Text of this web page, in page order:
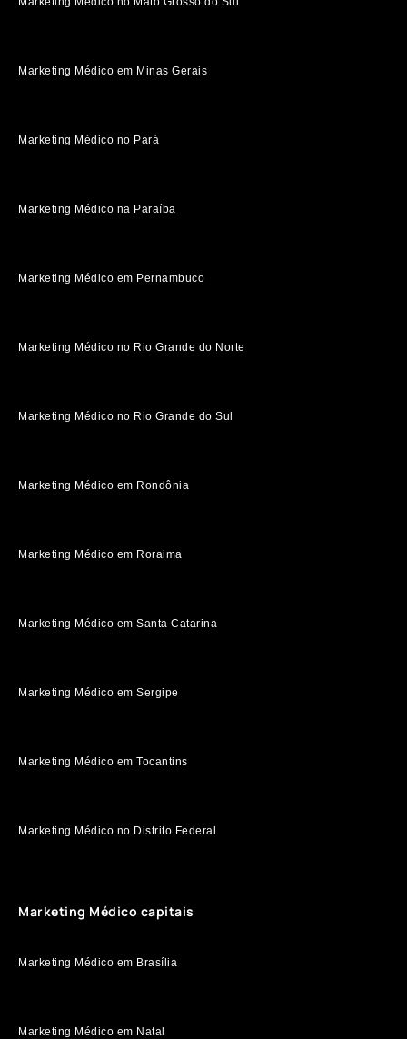
Marketing Médico em Minas Gerais
Marketing Médico no Pará
Marketing Médico na Paraíba
Marketing Médico em Pernambuco
Marketing Médico no Rio Grande do Norte
Marketing Médico no Rio Grande do Sul
Marketing Médico em Rondônia
Marketing Médico em Roraima
Marketing Médico em Santa Catarina
Marketing Médico em Sergipe
Marketing Médico em Tocantins
Marketing Médico no Distrito Federal
Marketing Médico capitais
Marketing Médico em Brasília
Marketing Médico em Natal